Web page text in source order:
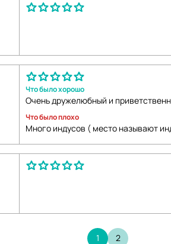
Что было хорошо
Очень дружелюбный и
Что было плохо
Много индусов ( место называют
1 2